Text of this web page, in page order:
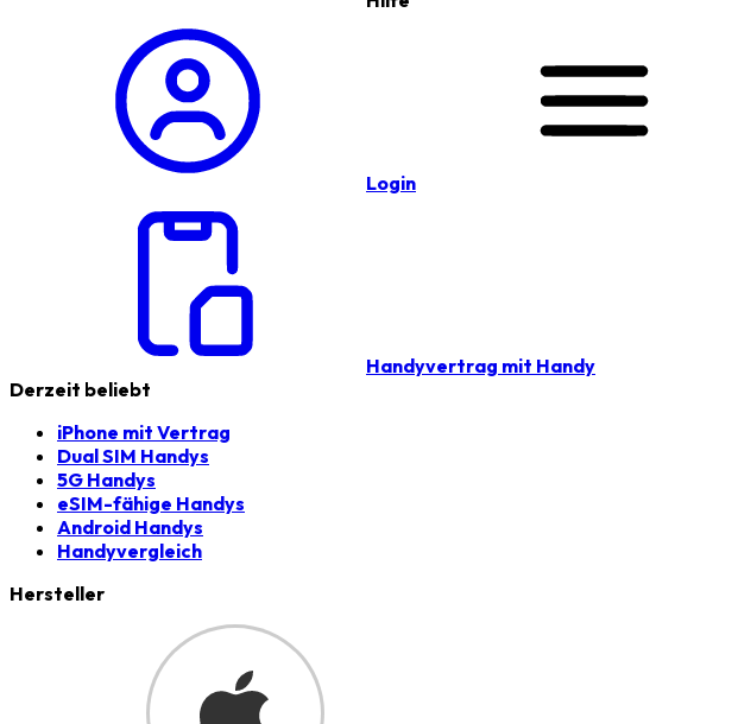
Login
Handyvertrag mit Handy
Derzeit beliebt
iPhone mit Vertrag
Dual SIM Handys
5G Handys
eSIM-fähige Handys
Android Handys
Handyvergleich
Hersteller